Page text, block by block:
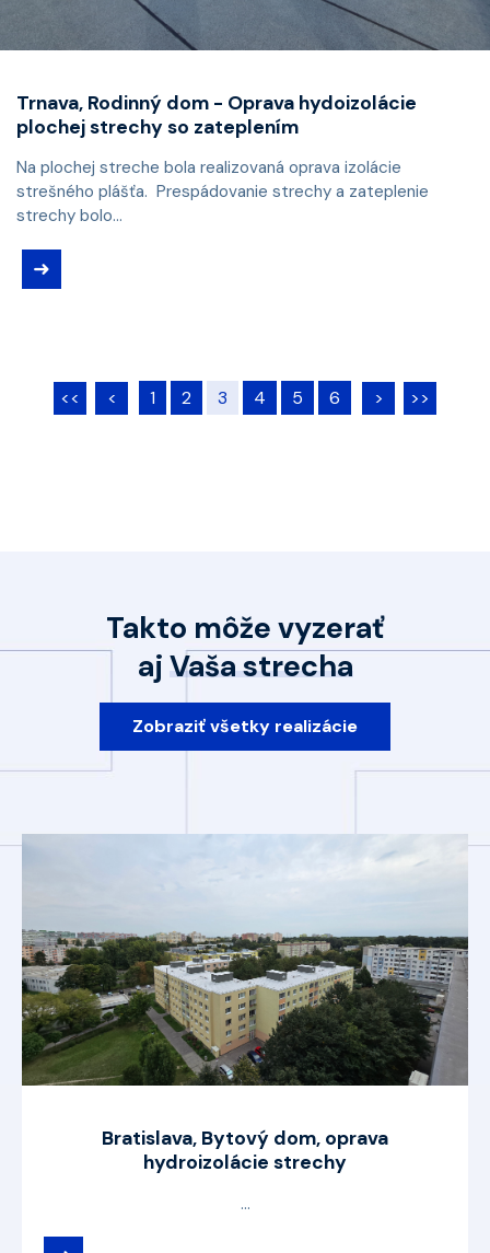
Trnava, Rodinný dom - Oprava hydoizolácie
plochej strechy so zateplením
Na plochej streche bola realizovaná oprava izolácie
strešného plášťa. Prespádovanie strechy a zateplenie
strechy bolo...
➜
<< < 1 2 3 4 5 6 > >>
Takto môže vyzerať
aj Vaša strecha
Zobraziť všetky realizácie
Bratislava, Bytový dom, oprava
hydroizolácie strechy
...